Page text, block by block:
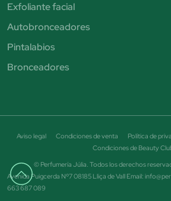
Exfoliante facial
Autobronceadores
Pintalabios
Bronceadores
© Perfumería Júlia. Todos los derechos
Aviso legal Condiciones de venta Política de
Condiciones de Beauty
Avenida Puigcerda Nº7 08185 Lliça de Vall Email:
663 687 089